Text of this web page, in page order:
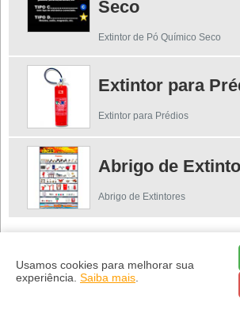
Seco
Extintor de Pó Químico Seco
Extintor para
Extintor para Prédios
Abrigo de
Abrigo de Extintores
Regiões onde a Brasil
Mangueira de Incêndio na
Paulo:
Usamos cookies para melhorar sua
experiência. Saiba mais